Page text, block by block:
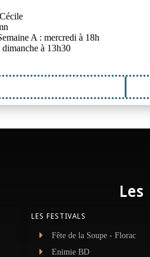
A : mercredi à 18h
dimanche à 13h30
LES FESTIVALS
Fête de la Soupe - Florac
Enimie BD